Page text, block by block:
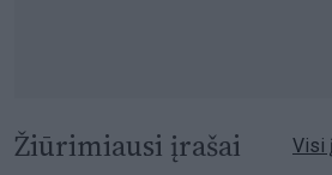
Žiūrimiausi įrašai Visi